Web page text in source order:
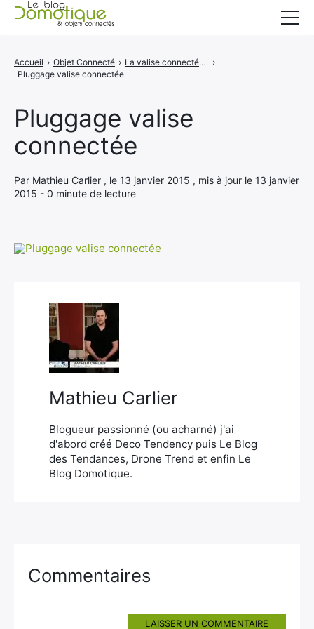
Pluggage valise
connectée
Par Mathieu Carlier , le 13 janvier 2015 , mis à jour le 13 janvier
2015 - 0 minute de lecture
Accueil › Objet Connecté › La valise connectée Pluggage
›
Pluggage valise connectée
Mathieu Carlier
Blogueur passionné (ou acharné) j'ai
d'abord créé Deco Tendency puis Le Blog
des Tendances, Drone Trend et enfin Le
Blog Domotique.
Commentaires
LAISSER UN COMMENTAIRE
Catégories
A propos
CONTACT
Rechercher
: